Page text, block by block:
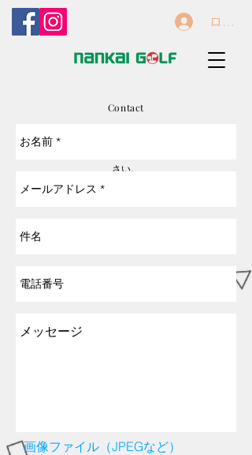
ログイン
Contact
​各種お問合せにご利用ください
さい。
Get in Touch
画像ファイル（JPEGなど）